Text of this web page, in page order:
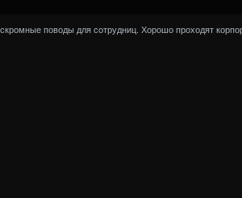
поводы для сотрудниц. Хорошо проходят